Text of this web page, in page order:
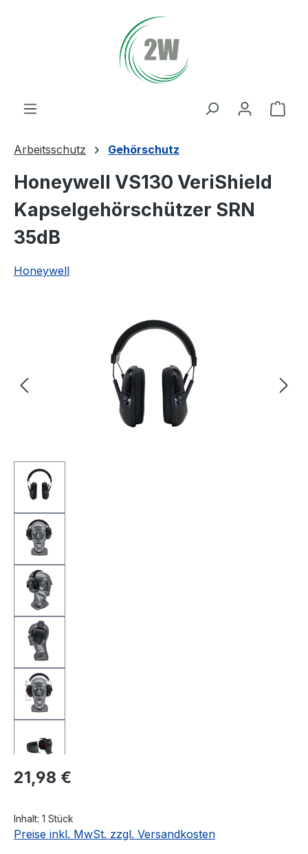
Arbeitsschutz Gehörschutz
Honeywell VS130 VeriShield
Kapselgehörschützer SRN
35dB
Honeywell
Regulärer Preis:
21,98 €
Inhalt: 1 Stück
Preise inkl. MwSt. zzgl. Versandkosten